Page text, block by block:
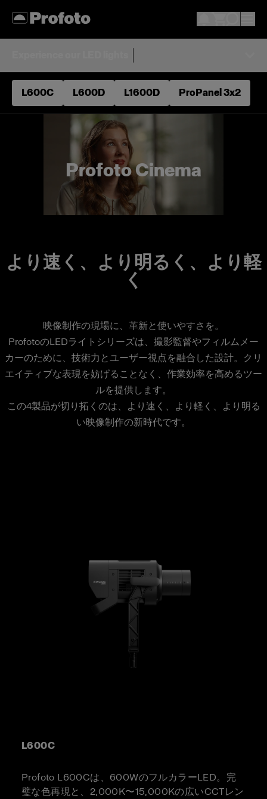
Profoto Cinema
より速く、より明るく、より軽
く
映像制作の現場に、革新と使いやすさを。
ProfotoのLEDライトシリーズは、撮影監督やフィルムメー
カーのために、技術力とユーザー視点を融合した設計。クリ
エイティブな表現を妨げることなく、作業効率を高めるツー
ルを提供します。
この4製品が切り拓くのは、より速く、より軽く、より明る
い映像制作の新時代です。
L600C
Profoto L600Cは、600WのフルカラーLED。完
璧な色再現と、2,000K〜15,000Kの広いCCTレン
L600C L600D L1600D ProPanel 3x2